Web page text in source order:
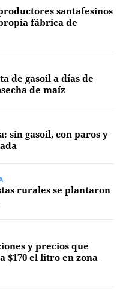
santafesinos
fábrica de
de gasoil a días de
de maíz
sin gasoil, con paros y
rurales se plantaron
y precios que
$170 el litro en zona